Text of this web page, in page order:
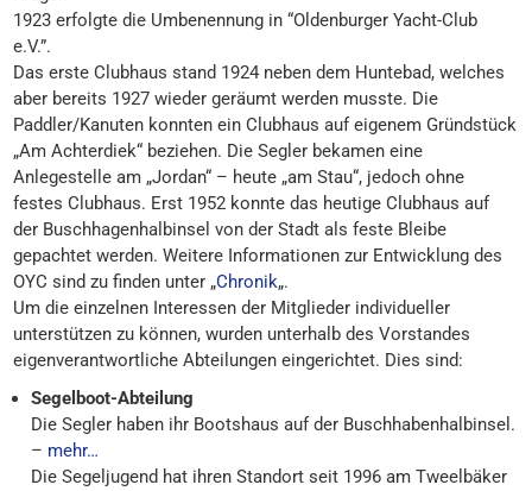
1923 erfolgte die Umbenennung in “Oldenburger Yacht-Club
e.V.”.
Das erste Clubhaus stand 1924 neben dem Huntebad, welches
aber bereits 1927 wieder geräumt werden musste. Die
Paddler/Kanuten konnten ein Clubhaus auf eigenem Gründstück
„Am Achterdiek“ beziehen. Die Segler bekamen eine
Anlegestelle am „Jordan“ – heute „am Stau“, jedoch ohne
festes Clubhaus. Erst 1952 konnte das heutige Clubhaus auf
der Buschhagenhalbinsel von der Stadt als feste Bleibe
gepachtet werden. Weitere Informationen zur Entwicklung des
OYC sind zu finden unter „Chronik„.
Um die einzelnen Interessen der Mitglieder individueller
unterstützen zu können, wurden unterhalb des Vorstandes
eigenverantwortliche Abteilungen eingerichtet. Dies sind:
Segelboot-Abteilung
Die Segler haben ihr Bootshaus auf der Buschhabenhalbinsel.
– mehr…
Die Segeljugend hat ihren Standort seit 1996 am Tweelbäker